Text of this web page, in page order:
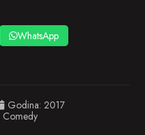
WhatsApp
Godina: 2017
Comedy